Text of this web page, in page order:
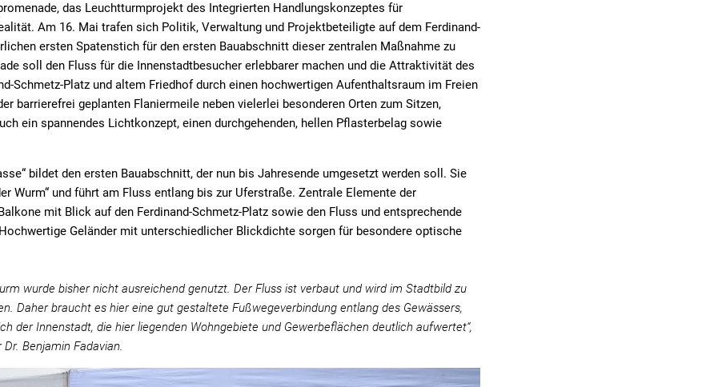
das Leuchtturmprojekt des Integrierten Handlungskonzeptes für
Am 16. Mai trafen sich Politik, Verwaltung und Projektbeteiligte auf dem Ferdinand-
ersten Spatenstich für den ersten Bauabschnitt dieser zentralen Maßnahme zu
soll den Fluss für die Innenstadtbesucher erlebbarer machen und die Attraktivität des
Schmetz-Platz und altem Friedhof durch einen hochwertigen Aufenthaltsraum im Freien
barrierefrei geplanten Flaniermeile neben vielerlei besonderen Orten zum Sitzen,
ein spannendes Lichtkonzept, einen durchgehenden, hellen Pflasterbelag sowie
bildet den ersten Bauabschnitt, der nun bis Jahresende umgesetzt werden soll. Sie
Wurm“ und führt am Fluss entlang bis zur Uferstraße. Zentrale Elemente der
mit Blick auf den Ferdinand-Schmetz-Platz sowie den Fluss und entsprechende
Geländer mit unterschiedlicher Blickdichte sorgen für besondere optische
wurde bisher nicht ausreichend genutzt. Der Fluss ist verbaut und wird im Stadtbild zu
Daher braucht es hier eine gut gestaltete Fußwegeverbindung entlang des Gewässers,
der Innenstadt, die hier liegenden Wohngebiete und Gewerbeflächen deutlich aufwertet“,
Benjamin Fadavian.